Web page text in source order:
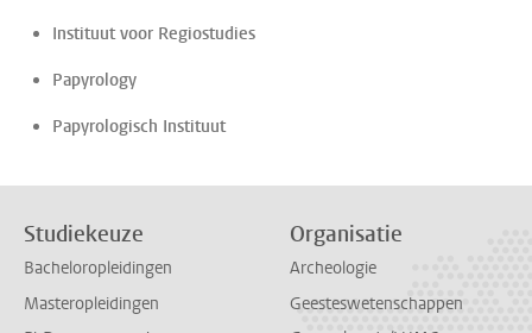
Instituut voor Regiostudies
Papyrology
Papyrologisch Instituut
Studiekeuze
Bacheloropleidingen
Masteropleidingen
Organisatie
Archeologie
Geesteswetenschappen